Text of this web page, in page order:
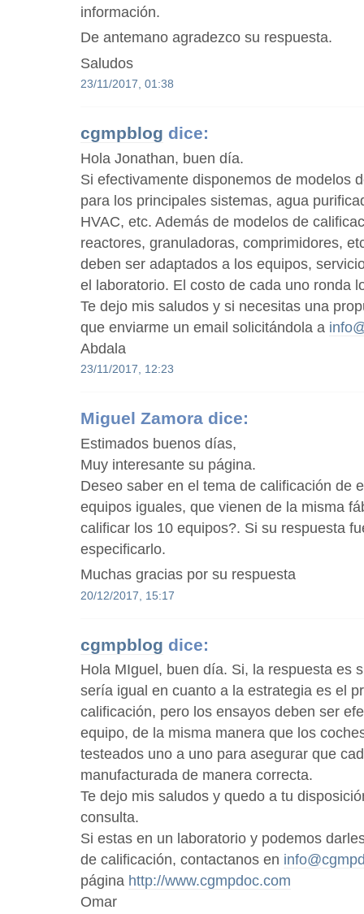
información.
De antemano agradezco su respuesta.
Saludos
23/11/2017, 01:38
cgmpblog dice:
Hola Jonathan, buen día.
Si efectivamente disponemos de modelos
para los principales sistemas, agua
HVAC, etc. Además de modelos de
reactores, granuladoras, comprimidores,
deben ser adaptados a los equipos,
el laboratorio. El costo de cada uno ronda
Te dejo mis saludos y si necesitas una
que enviarme un email solicitándola a
Abdala
23/11/2017, 12:23
Miguel Zamora dice:
Estimados buenos días,
Muy interesante su página.
Deseo saber en el tema de calificación de
equipos iguales, que vienen de la misma
calificar los 10 equipos?. Si su respuesta
especificarlo.
Muchas gracias por su respuesta
20/12/2017, 15:17
cgmpblog dice:
Hola MIguel, buen día. Si, la respuesta es
sería igual en cuanto a la estrategia es el
calificación, pero los ensayos deben ser
equipo, de la misma manera que los
testeados uno a uno para asegurar que
manufacturada de manera correcta.
Te dejo mis saludos y quedo a tu
consulta.
Si estas en un laboratorio y podemos
de calificación, contactanos en
página http://www.cgmpdoc.com
Omar